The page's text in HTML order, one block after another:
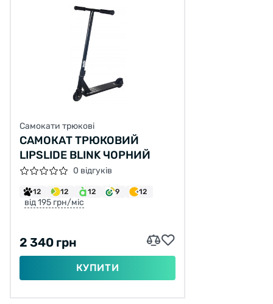
Самокати трюкові
САМОКАТ ТРЮКОВИЙ
LIPSLIDE BLINK ЧОРНИЙ
0 відгуків
12 12 12 9 12
від 195 грн/міс
2 340 грн
КУПИТИ